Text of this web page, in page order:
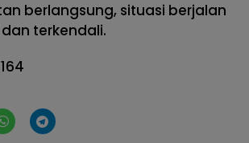
berlangsung, situasi berjalan
terkendali.
164